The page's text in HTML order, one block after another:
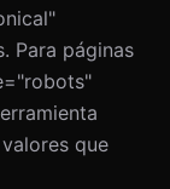
Para páginas
que